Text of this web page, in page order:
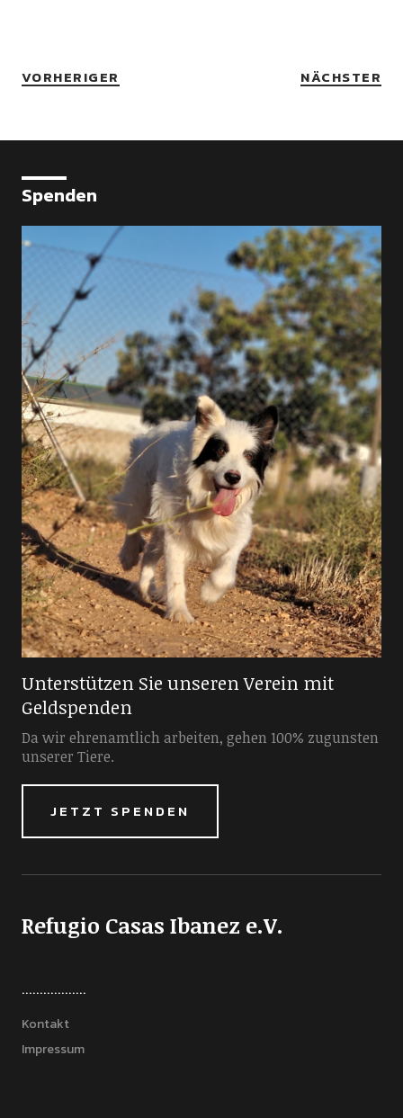
VORHERIGER NÄCHSTER
Spenden
Unterstützen Sie unseren Verein mit
Geldspenden
Da wir ehrenamtlich arbeiten, gehen 100% zugunsten
unserer Tiere.
JETZT SPENDEN
Refugio Casas Ibanez e.V.
..................
Kontakt
Impressum